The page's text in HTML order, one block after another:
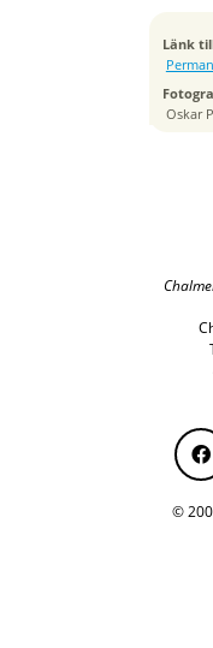
Länk
Oskar
ISO
2000
50 mm
©